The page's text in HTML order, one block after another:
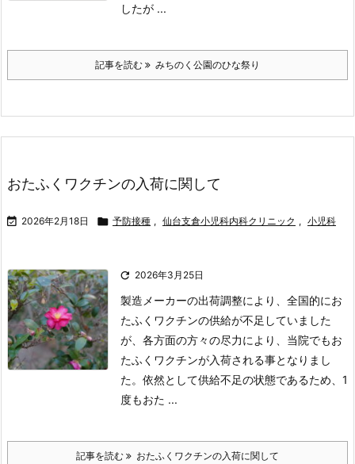
したが ...
記事を読む みちのく公園のひな祭り
おたふくワクチンの入荷に関して
 2026年2月18日  予防接種 , 仙台支倉小児科内科クリニック , 小児科
 2026年3月25日
製造メーカーの出荷調整により、全国的にお
たふくワクチンの供給が不足していました
が、 各方面の方々の尽力により、当院でもお
たふくワクチンが入荷される事となりまし
た。 依然として供給不足の状態であるため、1
度もおた ...
記事を読む おたふくワクチンの入荷に関して